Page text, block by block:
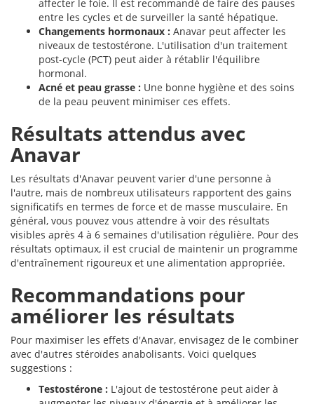
affecter le foie. Il est recommandé de faire des pauses
entre les cycles et de surveiller la santé hépatique.
Changements hormonaux : Anavar peut affecter les
niveaux de testostérone. L'utilisation d'un traitement
post-cycle (PCT) peut aider à rétablir l'équilibre
hormonal.
Acné et peau grasse : Une bonne hygiène et des soins
de la peau peuvent minimiser ces effets.
Résultats attendus avec
Anavar
Les résultats d'Anavar peuvent varier d'une personne à
l'autre, mais de nombreux utilisateurs rapportent des gains
significatifs en termes de force et de masse musculaire. En
général, vous pouvez vous attendre à voir des résultats
visibles après 4 à 6 semaines d'utilisation régulière. Pour des
résultats optimaux, il est crucial de maintenir un programme
d'entraînement rigoureux et une alimentation appropriée.
Recommandations pour
améliorer les résultats
Pour maximiser les effets d'Anavar, envisagez de le combiner
avec d'autres stéroïdes anabolisants. Voici quelques
suggestions :
Testostérone : L'ajout de testostérone peut aider à